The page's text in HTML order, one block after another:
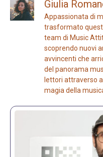
Giulia
Appassionata di
trasformato
team di Music
scoprendo nuovi
avvincenti che
del panorama
lettori attraverso
magia della